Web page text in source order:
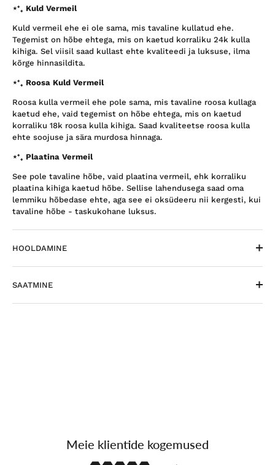
⋆⁺₊ Kuld Vermeil
Kuld vermeil ehe ei ole sama, mis tavaline kullatud ehe.
Tegemist on hõbe ehtega, mis on kaetud korraliku 24k kulla
kihiga. Sel viisil saad kullast ehte kvaliteedi ja luksuse, ilma
kõrge hinnasildita.
⋆⁺₊ Roosa Kuld Vermeil
Roosa kulla vermeil ehe pole sama, mis tavaline roosa kullaga
kaetud ehe, vaid tegemist on hõbe ehtega, mis on kaetud
korraliku 18k roosa kulla kihiga. Saad kvaliteetse roosa kulla
ehte soojuse ja sära murdosa hinnaga.
⋆⁺₊ Plaatina Vermeil
See pole tavaline hõbe, vaid plaatina vermeil, ehk korraliku
plaatina kihiga kaetud hõbe. Sellise lahendusega saad oma
lemmiku hõbedase ehte, aga see ei oksüdeeru nii kergesti, kui
tavaline hõbe - taskukohane luksus.
HOOLDAMINE
SAATMINE
Meie klientide kogemused